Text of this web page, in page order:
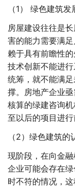
（1） 绿色建筑
房屋建设往往是
害的能力需要满
赖于具有前瞻性
技术创新不能进
统筹，就不能满
撑。房地产企业
核算的绿建咨询
至以后的项目进行
（2）绿色建筑的
现阶段，在向金
企业可能会存在
时不符的情况，